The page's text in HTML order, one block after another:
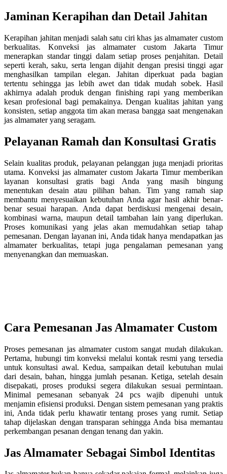
Jaminan Kerapihan dan Detail Jahitan
Kerapihan jahitan menjadi salah satu ciri khas jas almamater custom
berkualitas. Konveksi jas almamater custom Jakarta Timur
menerapkan standar tinggi dalam setiap proses penjahitan. Detail
seperti kerah, saku, serta lengan dijahit dengan presisi tinggi agar
menghasilkan tampilan elegan. Jahitan diperkuat pada bagian
tertentu sehingga jas lebih awet dan tidak mudah sobek. Hasil
akhirnya adalah produk dengan finishing rapi yang memberikan
kesan profesional bagi pemakainya. Dengan kualitas jahitan yang
konsisten, setiap anggota tim akan merasa bangga saat mengenakan
jas almamater yang seragam.
Pelayanan Ramah dan Konsultasi Gratis
Selain kualitas produk, pelayanan pelanggan juga menjadi prioritas
utama. Konveksi jas almamater custom Jakarta Timur memberikan
layanan konsultasi gratis bagi Anda yang masih bingung
menentukan desain atau pilihan bahan. Tim yang ramah siap
membantu menyesuaikan kebutuhan Anda agar hasil akhir benar-
benar sesuai harapan. Anda dapat berdiskusi mengenai desain,
kombinasi warna, maupun detail tambahan lain yang diperlukan.
Proses komunikasi yang jelas akan memudahkan setiap tahap
pemesanan. Dengan layanan ini, Anda tidak hanya mendapatkan jas
almamater berkualitas, tetapi juga pengalaman pemesanan yang
menyenangkan dan memuaskan.
Cara Pemesanan Jas Almamater Custom
Proses pemesanan jas almamater custom sangat mudah dilakukan.
Pertama, hubungi tim konveksi melalui kontak resmi yang tersedia
untuk konsultasi awal. Kedua, sampaikan detail kebutuhan mulai
dari desain, bahan, hingga jumlah pesanan. Ketiga, setelah desain
disepakati, proses produksi segera dilakukan sesuai permintaan.
Minimal pemesanan sebanyak 24 pcs wajib dipenuhi untuk
menjamin efisiensi produksi. Dengan sistem pemesanan yang praktis
ini, Anda tidak perlu khawatir tentang proses yang rumit. Setiap
tahap dijelaskan dengan transparan sehingga Anda bisa memantau
perkembangan pesanan dengan tenang dan yakin.
Jas Almamater Sebagai Simbol Identitas